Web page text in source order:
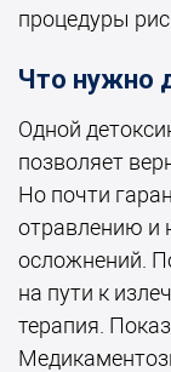
процедуры
Что нужно
Одной
позволяет
Но почти
отравлению и
осложнений.
на пути к
терапия.